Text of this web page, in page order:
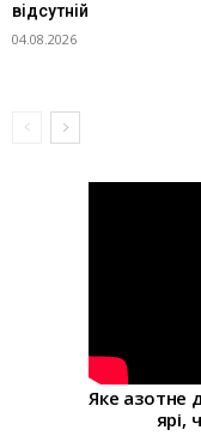
відсутній
04.08.2026
Яке азотне
ярі,